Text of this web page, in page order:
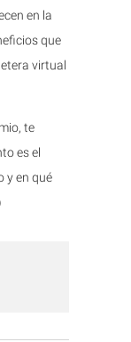
en la
que
virtual
te
es el
y en qué